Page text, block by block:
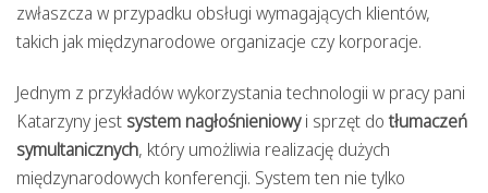
zwłaszcza w przypadku obsługi wymagających klientów,
takich jak międzynarodowe organizacje czy korporacje.
Jednym z przykładów wykorzystania technologii w pracy pani
Katarzyny jest system nagłośnieniowyi sprzęt dotłumaczeń
symultanicznych, który umożliwia realizację dużych
międzynarodowych konferencji. System ten nie tylko